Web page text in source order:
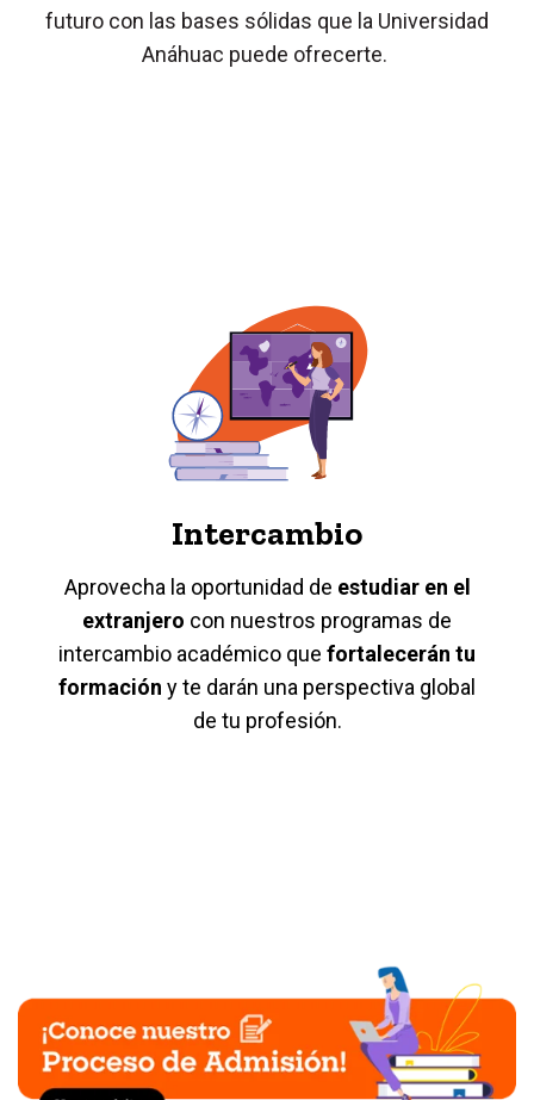
futuro con las bases sólidas que la Universidad
Anáhuac puede ofrecerte.
Intercambio
Aprovecha la oportunidad de estudiar en el
extranjero con nuestros programas de
intercambio académico que fortalecerán tu
formación y te darán una perspectiva global
de tu profesión.